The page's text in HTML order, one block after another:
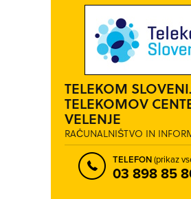
TELEKOM
TELEKOMOV
VELENJE
RAČUNALNIŠTVO IN
TELEFON(prikaz
03 898 85